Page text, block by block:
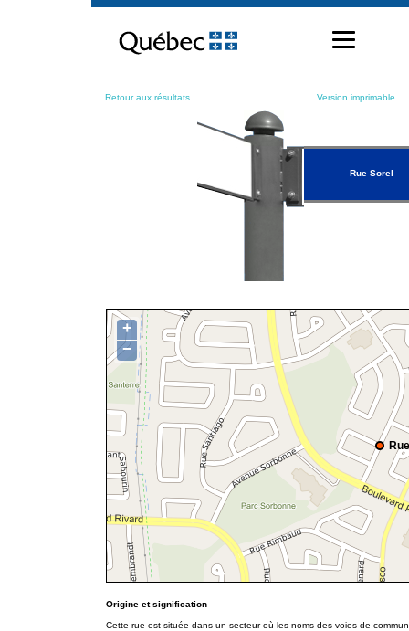
contenu
Retour aux résultats Version imprimable
Rue Sorel
+
−
Origine et signification
Cette rue est située dans un secteur où les noms des voies de